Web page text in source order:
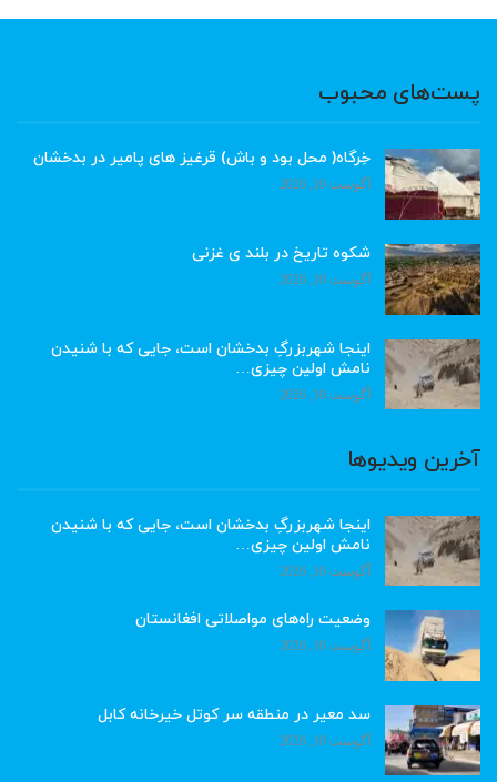
پست‌های محبوب
خِرگاه( محل بود و باش) قرغیز های پامیر در بدخشان
آگوست 10, 2026
شکوه تاریخ در بلند ی غزنی
آگوست 10, 2026
اینجا شهربزرگِ بدخشان است، جایی که با شنیدن
نامش اولین چیزی…
آگوست 10, 2026
آخرین ویدیوها
اینجا شهربزرگِ بدخشان است، جایی که با شنیدن
نامش اولین چیزی…
آگوست 10, 2026
وضعیت راه‌های مواصلاتی افغانستان
آگوست 10, 2026
سد معیر در منطقه سر کوتل خیرخانه کابل
آگوست 10, 2026